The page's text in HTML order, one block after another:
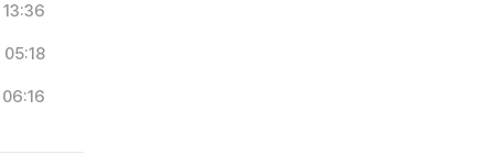
13:36
05:18
06:16